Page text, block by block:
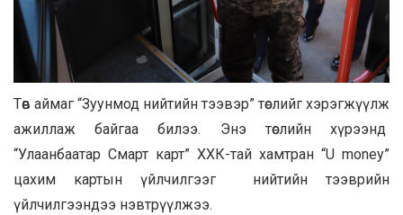
Төв аймаг “Зуунмод нийтийн тээвэр” төслийг хэрэгжүүлж
ажиллаж байгаа билээ. Энэ төслийн хүрээнд
“Улаанбаатар Смарт карт” ХХК-тай хамтран “U money”
цахим картын үйлчилгээг нийтийн тээврийн
үйлчилгээндээ нэвтрүүлжээ.